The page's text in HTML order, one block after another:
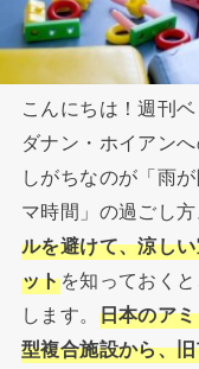
こんにちは！週刊
ダナン・ホイアン
しがちなのが「雨
マ時間」の過ごし
ルを避けて、涼し
ットを知っておく
します。 日本のア
型複合施設から、